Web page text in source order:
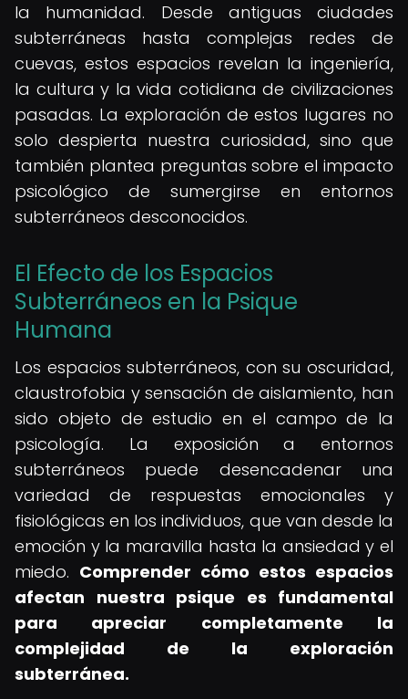
la humanidad. Desde antiguas ciudades
subterráneas hasta complejas redes de
cuevas, estos espacios revelan la ingeniería,
la cultura y la vida cotidiana de civilizaciones
pasadas. La exploración de estos lugares no
solo despierta nuestra curiosidad, sino que
también plantea preguntas sobre el impacto
psicológico de sumergirse en entornos
subterráneos desconocidos.
El Efecto de los Espacios
Subterráneos en la Psique
Humana
Los espacios subterráneos, con su oscuridad,
claustrofobia y sensación de aislamiento, han
sido objeto de estudio en el campo de la
psicología. La exposición a entornos
subterráneos puede desencadenar una
variedad de respuestas emocionales y
fisiológicas en los individuos, que van desde la
emoción y la maravilla hasta la ansiedad y el
miedo. Comprender cómo estos espacios
afectan nuestra psique es fundamental
para apreciar completamente la
complejidad de la exploración
subterránea.